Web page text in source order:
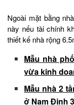
Ngoài mặt bằng
này nếu tài chính
thiết kế nhà rộng
Mẫu nhà
vừa kinh
Mẫu nhà 2
ở Nam Định